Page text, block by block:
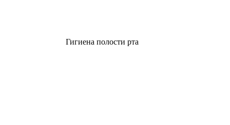
Гигиена полости рта